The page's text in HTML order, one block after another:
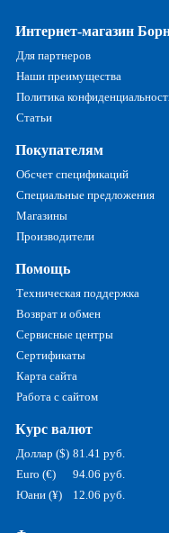
Интернет-магазин
Для партнеров
Наши преимущества
Политика
Статьи
Покупателям
Обсчет спецификаций
Специальные предложения
Магазины
Производители
Помощь
Техническая поддержка
Возврат и обмен
Сервисные центры
Сертификаты
Карта сайта
Работа с сайтом
Курс валют
Доллар ($) 81.41 руб.
Euro (€)
94.06 руб.
Юани (¥)
12.06 руб.